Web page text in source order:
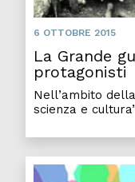
6 OTTOBRE 2015
La Grande
protagonisti
Nell’ambito
scienza e